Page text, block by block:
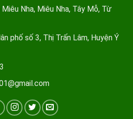
Nha, Miêu Nha, Tây Mỗ, Từ
phố số 3, Thị Trấn Lâm, Huyện Ý